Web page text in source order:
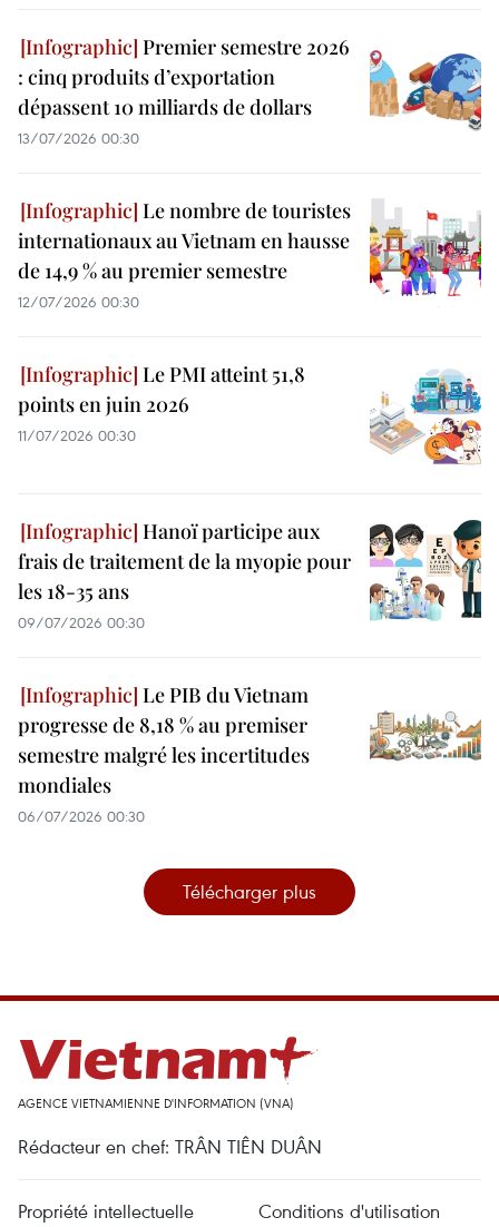
Premier semestre 2026
: cinq produits d’exportation
dépassent 10 milliards de dollars
13/07/2026 00:30
Le nombre de touristes
internationaux au Vietnam en hausse
de 14,9 % au premier semestre
12/07/2026 00:30
Le PMI atteint 51,8
points en juin 2026
11/07/2026 00:30
Hanoï participe aux
frais de traitement de la myopie pour
les 18-35 ans
09/07/2026 00:30
Le PIB du Vietnam
progresse de 8,18 % au premiser
semestre malgré les incertitudes
mondiales
06/07/2026 00:30
Télécharger plus
AGENCE VIETNAMIENNE D'INFORMATION (VNA)
Rédacteur en chef: TRÂN TIÊN DUÂN
Propriété intellectuelle Conditions d'utilisation